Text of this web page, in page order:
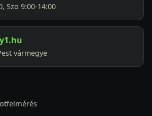
Szo 9:00-14:00
vármegye